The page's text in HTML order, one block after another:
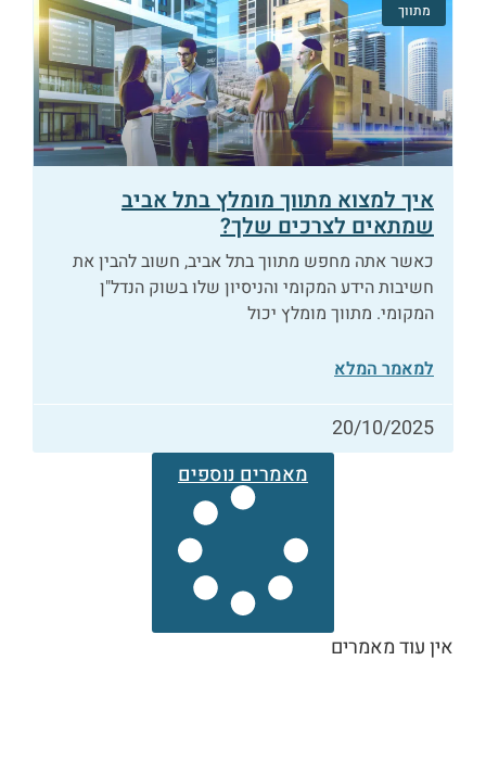
מתווך
איך למצוא מתווך מומלץ בתל אביב
שמתאים לצרכים שלך?
כאשר אתה מחפש מתווך בתל אביב, חשוב להבין את
חשיבות הידע המקומי והניסיון שלו בשוק הנדל"ן
המקומי. מתווך מומלץ יכול
למאמר המלא
20/10/2025
מאמרים נוספים
אין עוד מאמרים